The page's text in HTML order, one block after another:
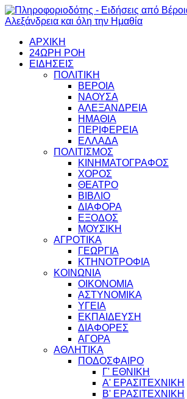
ΑΡΧΙΚΗ
24ΩΡΗ ΡΟΗ
ΕΙΔΗΣΕΙΣ
ΠΟΛΙΤΙΚΗ
ΒΕΡΟΙΑ
ΝΑΟΥΣΑ
ΑΛΕΞΑΝΔΡΕΙΑ
ΗΜΑΘΙΑ
ΠΕΡΙΦΕΡΕΙΑ
ΕΛΛΑΔΑ
ΠΟΛΙΤΙΣΜΟΣ
ΚΙΝΗΜΑΤΟΓΡΑΦΟΣ
ΧΟΡΟΣ
ΘΕΑΤΡΟ
ΒΙΒΛΙΟ
ΔΙΑΦΟΡΑ
ΕΞΟΔΟΣ
ΜΟΥΣΙΚΗ
ΑΓΡΟΤΙΚΑ
ΓΕΩΡΓΙΑ
ΚΤΗΝΟΤΡΟΦΙΑ
ΚΟΙΝΩΝΙΑ
ΟΙΚΟΝΟΜΙΑ
ΑΣΤΥΝΟΜΙΚΑ
ΥΓΕΙΑ
ΕΚΠΑΙΔΕΥΣΗ
ΔΙΑΦΟΡΕΣ
ΑΓΟΡΑ
ΑΘΛΗΤΙΚΑ
ΠΟΔΟΣΦΑΙΡΟ
Γ' ΕΘΝΙΚΗ
Α' ΕΡΑΣΙΤΕΧΝΙΚΗ
Β' ΕΡΑΣΙΤΕΧΝΙΚΗ